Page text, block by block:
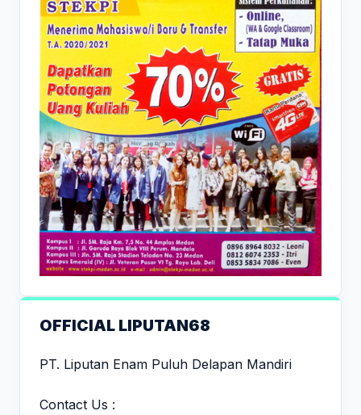
OFFICIAL LIPUTAN68
PT. Liputan Enam Puluh Delapan Mandiri
Contact Us :